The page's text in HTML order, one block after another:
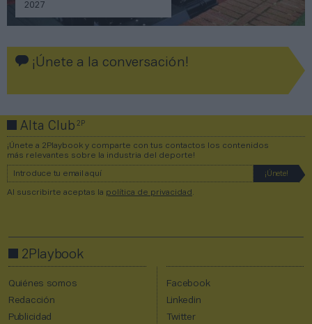
2027
¡Únete a la conversación!
Alta Club2P
¡Únete a 2Playbook y comparte con tus contactos los contenidos
más relevantes sobre la industria del deporte!
Al suscribirte aceptas la política de privacidad .
2Playbook
Quiénes somos
Redacción
Publicidad
Facebook
Linkedin
Twitter